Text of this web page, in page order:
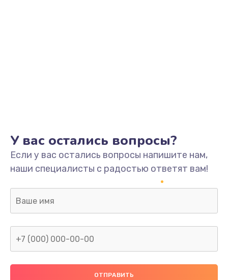
У вас остались вопросы?
Если у вас остались вопросы напишите нам,
наши специалисты с радостью ответят вам!